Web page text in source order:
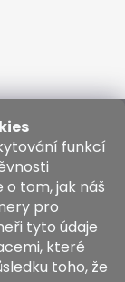
funkcí
tom, jak náš
pro
tyto údaje
které
toho, že